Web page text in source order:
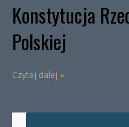
Konstytucja
Polskiej
Czytaj dalej »